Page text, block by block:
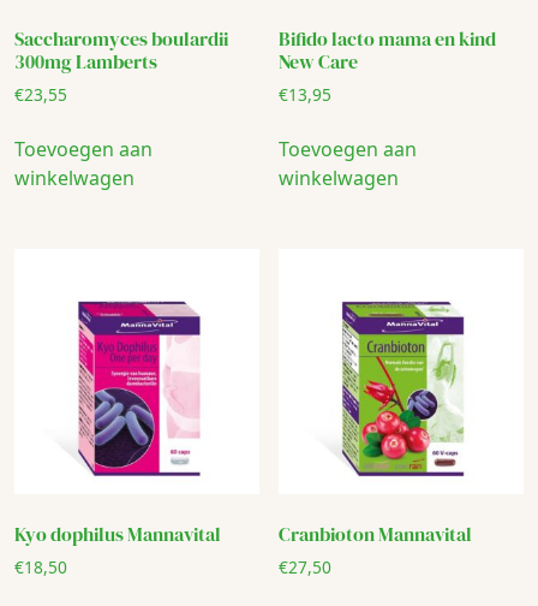
Saccharomyces boulardii
300mg Lamberts
€23,55
Toevoegen aan
winkelwagen
Bifido lacto mama en kind
New Care
€13,95
Toevoegen aan
winkelwagen
Kyo dophilus Mannavital
€18,50
Cranbioton Mannavital
€27,50